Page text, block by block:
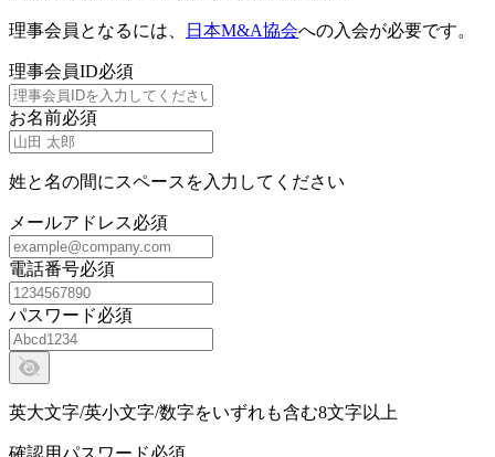
理事会員となるには、 日本M&A協会への入会が必要です。
理事会員ID必須
お名前必須
姓と名の間にスペースを入力してください
メールアドレス必須
電話番号必須
パスワード必須
英大文字/英小文字/数字をいずれも含む8文字以上
確認用パスワード必須